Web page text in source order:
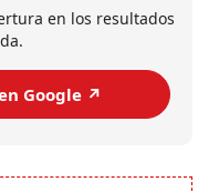
en los resultados
Google ↗️